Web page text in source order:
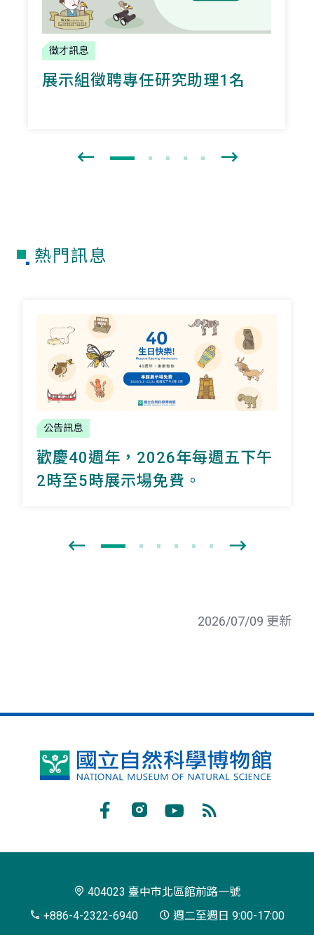
徵才訊息
展示組徵聘專任研究助理1名
熱門訊息
公告訊息
歡慶40週年，2026年每週五下午
2時至5時展示場免費。
2026/07/09 更新
國
博
閱
404023 臺中市北區館前路一號
+886-4-2322-6940
週二至週日 9:00-17:00